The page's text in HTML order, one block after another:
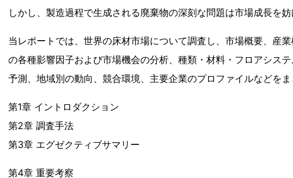
しかし、製造過程で生成される廃棄物の深刻な問題は市場成長を妨
当レポートでは、世界の床材市場について調査し、市場概要、産
の各種影響因子および市場機会の分析、種類・材料・フロアシス
予測、地域別の動向、競合環境、主要企業のプロファイルなどをま
第1章 イントロダクション
第2章 調査手法
第3章 エグゼクティブサマリー
第4章 重要考察